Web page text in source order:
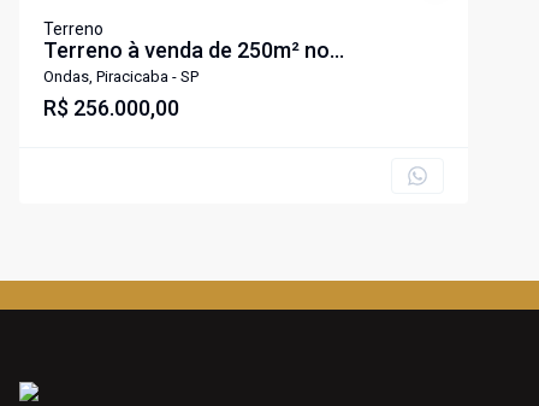
Terreno
Terreno à venda de 250m² no
Residencial Canadá
Ondas, Piracicaba - SP
R$ 256.000,00